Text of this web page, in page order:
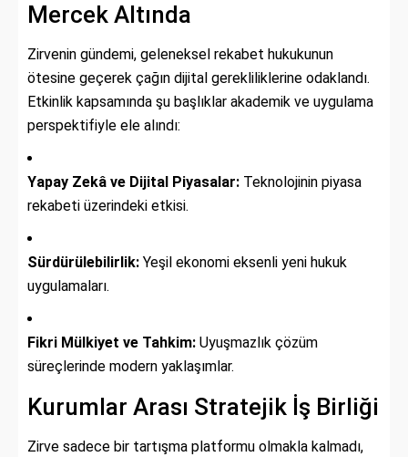
Mercek Altında
Zirvenin gündemi, geleneksel rekabet hukukunun
ötesine geçerek çağın dijital gerekliliklerine odaklandı.
Etkinlik kapsamında şu başlıklar akademik ve uygulama
perspektifiyle ele alındı:
Yapay Zekâ ve Dijital Piyasalar: Teknolojinin piyasa
rekabeti üzerindeki etkisi.
Sürdürülebilirlik: Yeşil ekonomi eksenli yeni hukuk
uygulamaları.
Fikri Mülkiyet ve Tahkim: Uyuşmazlık çözüm
süreçlerinde modern yaklaşımlar.
Kurumlar Arası Stratejik İş Birliği
Zirve sadece bir tartışma platformu olmakla kalmadı,